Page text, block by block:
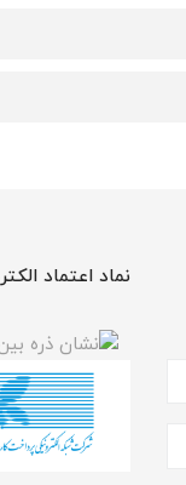
نماد اعتماد